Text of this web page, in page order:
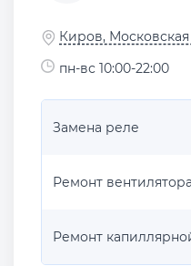
Киров,
пн-вс 10:00-22:00
Замена реле
Ремонт вентилятора
Ремонт